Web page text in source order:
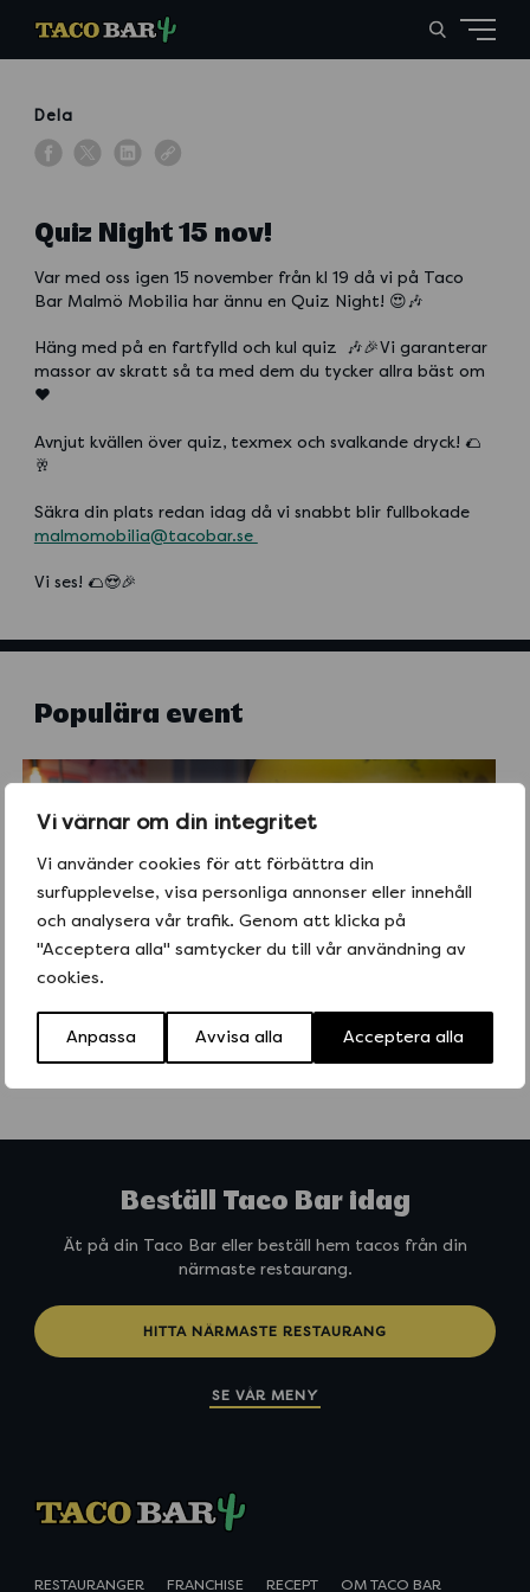
Vi värnar om din integritet
Vi använder cookies för att förbättra din
surfupplevelse, visa personliga annonser eller innehåll
och analysera vår trafik. Genom att klicka på
"Acceptera alla" samtycker du till vår användning av
cookies.
Anpassa Avvisa alla Acceptera alla
Dela
Quiz Night 15 nov!
Var med oss igen 15 november från kl 19 då vi på Taco
Bar Malmö Mobilia har ännu en Quiz Night! 😍🎶
Häng med på en fartfylld och kul quiz 🎶🎉Vi garanterar
massor av skratt så ta med dem du tycker allra bäst om
❤️
Avnjut kvällen över quiz, texmex och svalkande dryck! 🌮
🥂
Säkra din plats redan idag då vi snabbt blir fullbokade
malmomobilia@tacobar.se
Vi ses! 🌮😍🎉
Populära event
Beställ Taco Bar idag
Ät på din Taco Bar eller beställ hem tacos från din
närmaste restaurang.
HITTA NÄRMASTE RESTAURANG
SE VÅR MENY
RESTAURANGER FRANCHISE RECEPT OM TACO BAR